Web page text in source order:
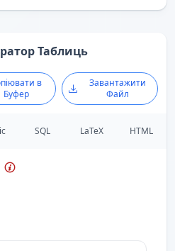
Таблиць
в
Буфер
Завантажити
Файл
SQL LaTeX HTML